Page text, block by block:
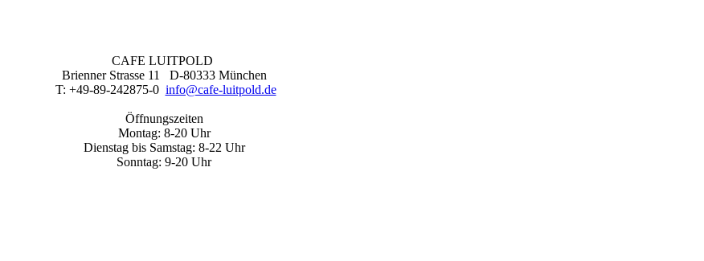
CAFE LUITPOLD
Brienner Strasse 11 D-80333 München
T: +49-89-242875-0 info@cafe-luitpold.de
Öffnungszeiten
Montag: 8-20 Uhr
Dienstag bis Samstag: 8-22 Uhr
Sonntag: 9-20 Uhr